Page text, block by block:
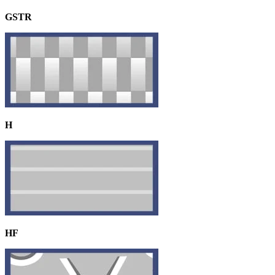
GSTR
H
HF